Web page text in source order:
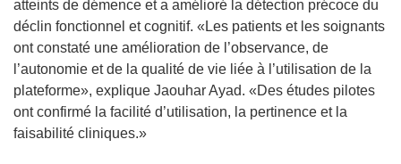
atteints de démence et a amélioré la détection précoce du
déclin fonctionnel et cognitif. «Les patients et les soignants
ont constaté une amélioration de l’observance, de
l’autonomie et de la qualité de vie liée à l’utilisation de la
plateforme», explique Jaouhar Ayad. «Des études pilotes
ont confirmé la facilité d’utilisation, la pertinence et la
faisabilité cliniques.»